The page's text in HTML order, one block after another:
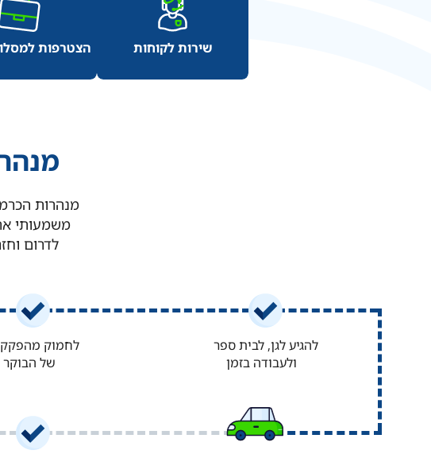
שירות לקוחות
טפסים להורדה
שירות לקוחות
שאלות ותשובות
הצטרפות
מנהרות
משמעותי
לדרום
להגיע לגן, לבית ספר
ולעבודה בזמן
לחמוק
של הבוקר